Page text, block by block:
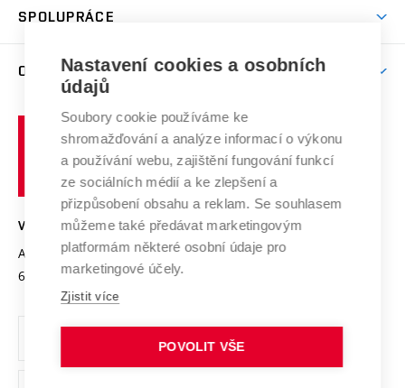
Celoživotní vzdělávání
E-přihláška
Harmonogram akademického roku
Závěrečné práce
Doktorské studium
Zpracování osobních údajů studentů
Sociální bezpečí
Studium bez bariér
Podpora podnikání
Mezinárodní vědecká rada
Systém zajišťování kvality výzkumu
Výzkumné infrastruktury
Transfer znalostí
Open Science
Projekty
Projekty ze strukturálních fondů
Specifický výzkum
SPOLUPRÁCE
Firemní spolupráce
Zahraniční spolupráce
Spolupráce se školami
Mezinárodní dohody
Univerzitní sítě
O UNIVERZITĚ
Profil univerzity
Udržitelná univerzita
Podnikavá univerzita / ContriBUTe
Bezpečná univerzita
Vyznamenání
Organizační struktura
Ochrana osobních údajů
učení
technické
Brně
VYSOKÉ UČENÍ TECHNICKÉ V BRNĚ
Antonínská 548/1
602 00 Brno
www.vut.cz
vut@vutbr.cz
Nastavení cookies a osobních
údajů
Soubory cookie používáme ke
shromažďování a analýze informací o výkonu
a používání webu, zajištění fungování funkcí
ze sociálních médií a ke zlepšení a
přizpůsobení obsahu a reklam. Se souhlasem
můžeme také předávat marketingovým
platformám některé osobní údaje pro
marketingové účely.
Zjistit více
POVOLIT VŠE